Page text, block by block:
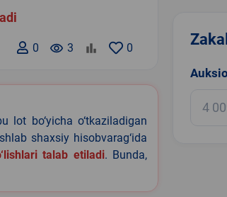
0
remove_red_eye 3
0
lot bo‘yicha o‘tkaziladigan
shaxsiy hisobvarag‘ida
talab etiladi. Bunda,